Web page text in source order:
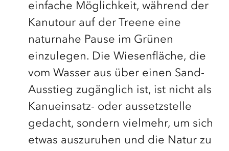
einfache Möglichkeit, während der
Kanutour auf der Treene eine
naturnahe Pause im Grünen
einzulegen. Die Wiesenfläche, die
vom Wasser aus über einen Sand-
Ausstieg zugänglich ist, ist nicht als
Kanueinsatz- oder aussetzstelle
gedacht, sondern vielmehr, um sich
etwas auszuruhen und die Natur zu